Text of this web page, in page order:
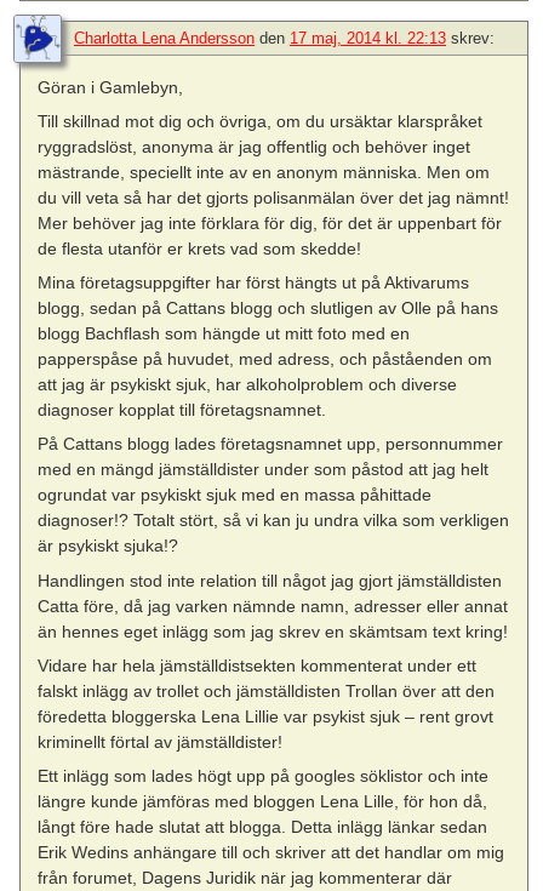
Charlotta Lena Andersson den 17 maj, 2014 kl. 22:13 skrev:
Göran i Gamlebyn,
Till skillnad mot dig och övriga, om du ursäktar klarspråket
ryggradslöst, anonyma är jag offentlig och behöver inget
mästrande, speciellt inte av en anonym människa. Men om
du vill veta så har det gjorts polisanmälan över det jag nämnt!
Mer behöver jag inte förklara för dig, för det är uppenbart för
de flesta utanför er krets vad som skedde!
Mina företagsuppgifter har först hängts ut på Aktivarums
blogg, sedan på Cattans blogg och slutligen av Olle på hans
blogg Bachflash som hängde ut mitt foto med en
papperspåse på huvudet, med adress, och påståenden om
att jag är psykiskt sjuk, har alkoholproblem och diverse
diagnoser kopplat till företagsnamnet.
På Cattans blogg lades företagsnamnet upp, personnummer
med en mängd jämställdister under som påstod att jag helt
ogrundat var psykiskt sjuk med en massa påhittade
diagnoser!? Totalt stört, så vi kan ju undra vilka som verkligen
är psykiskt sjuka!?
Handlingen stod inte relation till något jag gjort jämställdisten
Catta före, då jag varken nämnde namn, adresser eller annat
än hennes eget inlägg som jag skrev en skämtsam text kring!
Vidare har hela jämställdistsekten kommenterat under ett
falskt inlägg av trollet och jämställdisten Trollan över att den
föredetta bloggerska Lena Lillie var psykist sjuk – rent grovt
kriminellt förtal av jämställdister!
Ett inlägg som lades högt upp på googles söklistor och inte
längre kunde jämföras med bloggen Lena Lille, för hon då,
långt före hade slutat att blogga. Detta inlägg länkar sedan
Erik Wedins anhängare till och skriver att det handlar om mig
från forumet, Dagens Juridik när jag kommenterar där